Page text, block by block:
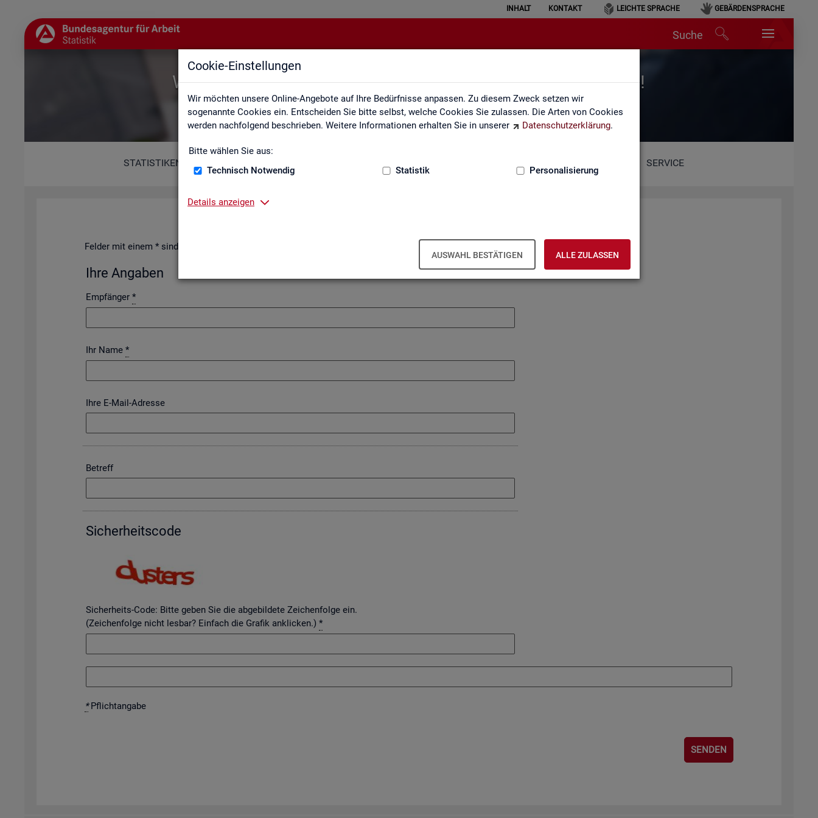
Cookie-Einstellungen
Wir möchten unsere Online-Angebote auf Ihre Bedürfnisse anpassen. Zu diesem Zweck setzen wir
sogenannte Cookies ein. Entscheiden Sie bitte selbst, welche Cookies Sie zulassen. Die Arten von Cookies
werden nachfolgend beschrieben. Weitere Informationen erhalten Sie in unserer
Datenschutzerklärung.
Bitte wählen Sie aus:
Technisch Notwendig
Statistik Personalisierung
Details anzeigen
AUSWAHL BESTÄTIGEN ALLE ZULASSEN
INHALT KONTAKT LEICHTE SPRACHE GEBÄRDENSPRACHE
Suche
Willkommen bei der Statistik der Bundesagentur für Arbeit!
STATISTIKEN SERVICE
Fel­der mit einem * sind Pflicht­fel­der und müs­sen aus­ge­füllt wer­den
Ihre An­ga­ben
Empfänger *
Ihr Name *
Ihre E-Mail-Adresse
Betreff
Si­cher­heits­code
Sicherheits-Code: Bitte geben Sie die abgebildete Zeichenfolge ein.
(Zeichenfolge nicht lesbar? Einfach die Grafik anklicken.) *
*Pflicht­an­ga­be